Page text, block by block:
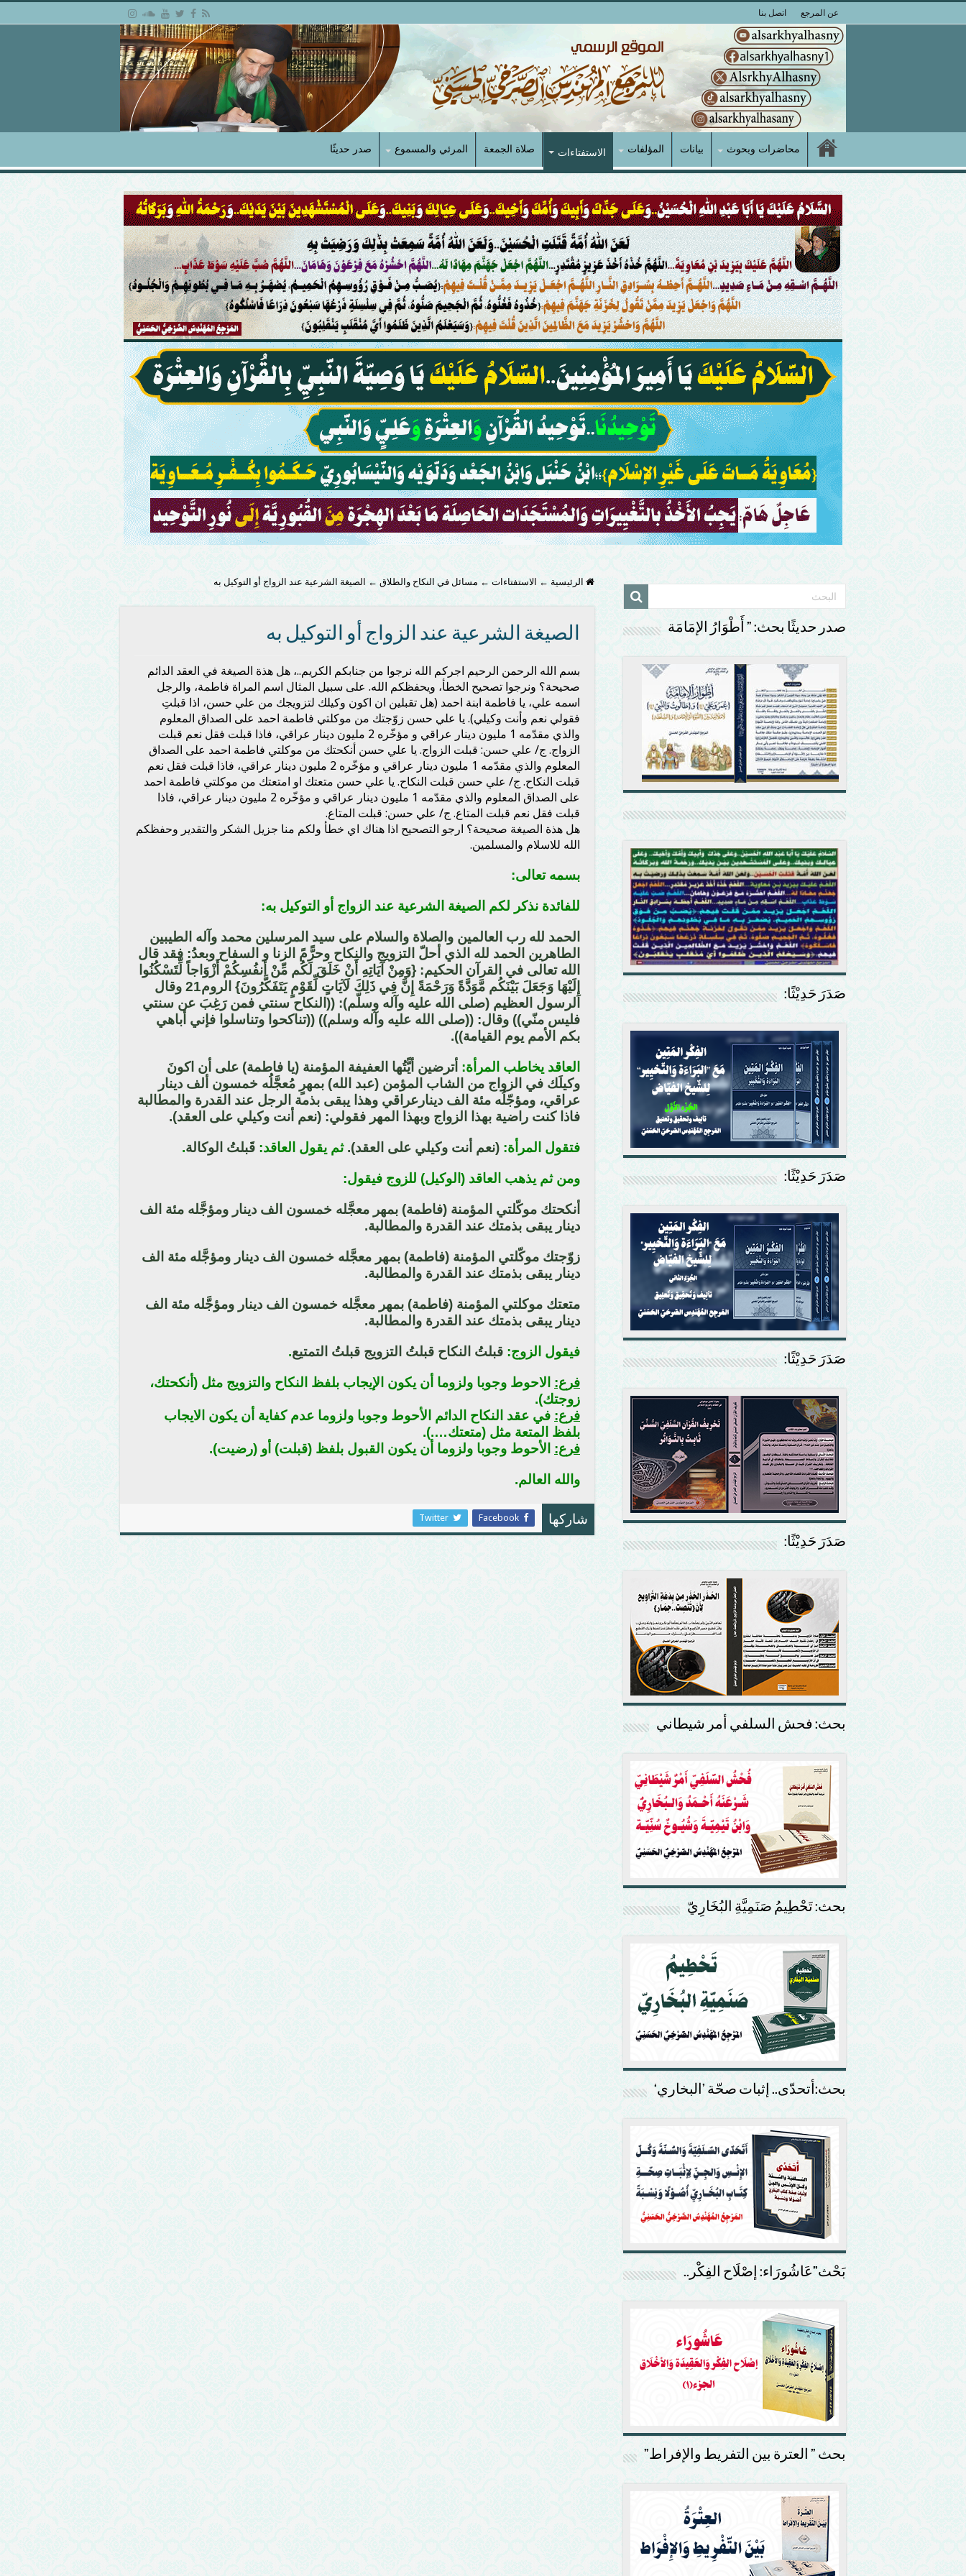
عن المرجع اتصل بنا
محاضرات وبحوث بيانات المؤلفات الاستفتاءات صلاة الجمعة المرئي والمسموع صدر حديثًا
الرئيسية ← الاستفتاءات ← مسائل في النكاح والطلاق ← الصيغة الشرعية عند الزواج أو التوكيل به
الصيغة الشرعية عند الزواج أو التوكيل به
بسم الله الرحمن الرحيم اجركم الله نرجوا من جنابكم الكريم..، هل هذة الصيغة في العقد الدائم
صحيحة؟ ونرجوا تصحيح الخطأ، ويحفظكم الله. على سبيل المثال اسم المراة فاطمة، والرجل
اسمه علي، يا فاطمة ابنة احمد (هل تقبلين ان اكون وكيلك لتزويجك من علي حسن، اذا قبلتِ
فقولي نعم وأنت وكيلي). يا علي حسن زوّجتك من موكلتي فاطمة احمد على الصداق المعلوم
والذي مقدّمه 1 مليون دينار عراقي و مؤخّره 2 مليون دينار عراقي، فاذا قبلت فقل نعم قبلت
الزواج. ج/ علي حسن: قبلت الزواج. يا علي حسن أنكحتك من موكلتي فاطمة احمد على الصداق
المعلوم والذي مقدّمه 1 مليون دينار عراقي و مؤخّره 2 مليون دينار عراقي، فاذا قبلت فقل نعم
قبلت النكاح. ج/ علي حسن قبلت النكاح. يا علي حسن متعتك او امتعتك من موكلتي فاطمة احمد
على الصداق المعلوم والذي مقدّمه 1 مليون دينار عراقي و مؤخّره 2 مليون دينار عراقي، فاذا
قبلت فقل نعم قبلت المتاع. ج/ علي حسن: قبلت المتاع.
هل هذة الصيغة صحيحة؟ ارجو التصحيح اذا هناك اي خطأ ولكم منا جزيل الشكر والتقدير وحفظكم
الله للاسلام والمسلمين.
بسمه تعالى:
للفائدة نذكر لكم الصيغة الشرعية عند الزواج أو التوكيل به:
الحمد لله رب العالمين والصلاة والسلام على سيد المرسلين محمد وآله الطيبين
الطاهرين الحمد لله الذي أحلّ التزويج والنكاح وحرًّمً الزنا و السفاح وبعدُ: فقد قال
الله تعالى في القرآن الحكيم: {وَمِنْ آيَاتِهِ أَنْ خَلَقَ لَكُم مِّنْ أَنفُسِكُمْ أَزْوَاجاً لِّتَسْكُنُوا
إِلَيْهَا وَجَعَلَ بَيْنَكُم مَّوَدَّةً وَرَحْمَةً إِنَّ فِي ذَلِكَ لَآيَاتٍ لِّقَوْمٍ يَتَفَكَّرُونَ} الروم21 وقال
الرسول العظيم (صلى الله عليه وآله وسلّم): ((النكاح سنتي فمن رَغِبَ عن سنتي
فليس منّي)) وقال: ((صلى الله عليه وآله وسلم)) ((تناكحوا وتناسلوا فإني أباهي
بكم الأمم يوم القيامة)).
العاقد يخاطب المرأة: أترضين أيًّتُها العفيفة المؤمنة (يا فاطمة) على أن اكونَ
وكيلَك في الزواج من الشاب المؤمن (عبد الله) بمهرٍ مُعجَّلُه خمسون ألف دينار
عراقي، ومؤجّلُه مئة الف دينارعراقي وهذا يبقى بذمة الرجل عند القدرة والمطالبة
فاذا كنت راضية بهذا الزواج وبهذا المهر فقولي: (نعم أنت وكيلي على العقد).
فتقول المرأة: (نعم أنت وكيلي على العقد).ثم يقول العاقد: قَبلتُ الوكالة.
ومن ثم يذهب العاقد (الوكيل) للزوج فيقول:
أنكحتك موكّلتي المؤمنة (فاطمة) بمهر معجَّله خمسون الف دينار ومؤجَّله مئة الف
دينار يبقى بذمتك عند القدرة والمطالبة.
زوّجتك موكّلتي المؤمنة (فاطمة) بمهر معجَّله خمسون الف دينار ومؤجَّله مئة الف
دينار يبقى بذمتك عند القدرة والمطالبة.
متعتك موكلتي المؤمنة (فاطمة) بمهر معجَّله خمسون الف دينار ومؤجَّله مئة الف
دينار يبقى بذمتك عند القدرة والمطالبة.
فيقول الزوج: قبلتُ النكاح قبلتُ التزويج قبلتُ التمتيع.
فرع: الاحوط وجوبا ولزوما أن يكون الإيجاب بلفظ النكاح والتزويج مثل (أنكحتك،
زوجتك).
فرع: في عقد النكاح الدائم الأحوط وجوبا ولزوما عدم كفاية أن يكون الايجاب
بلفظ المتعة مثل (متعتك….).
فرع: الأحوط وجوبا ولزوما أن يكون القبول بلفظ (قبلت) أو (رضيت).
والله العالم.
شاركها Facebook
Twitter
صدر حديثًا بحث: ” أَطْوَارُ الإمَامَة
صَدَرَ حَدِيْثًا:
صَدَرَ حَدِيْثًا:
صَدَرَ حَدِيْثًا:
صَدَرَ حَدِيْثًا:
بحث: فحش السلفي أمر شيطاني
بحث: تَحْطِيمُ صَنَمِيَّةِ البُخَارِيّ
بحث:أتحدّى.. إثبات صحّة ’البخاري‘
بَحْث”عَاشُورَاء: إصْلَاح الفِكْر..
بحث ” العترة بين التفريط والإفراط”